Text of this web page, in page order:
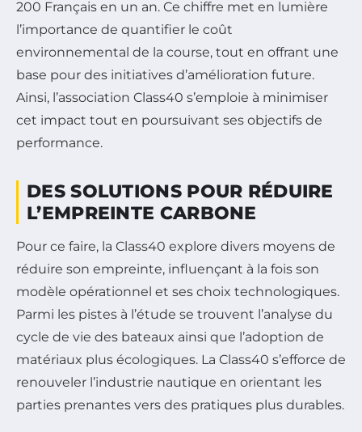
200 Français en un an. Ce chiffre met en lumière
l’importance de quantifier le coût
environnemental de la course, tout en offrant une
base pour des initiatives d’amélioration future.
Ainsi, l’association Class40 s’emploie à minimiser
cet impact tout en poursuivant ses objectifs de
performance.
DES SOLUTIONS POUR RÉDUIRE
L’EMPREINTE CARBONE
Pour ce faire, la Class40 explore divers moyens de
réduire son empreinte, influençant à la fois son
modèle opérationnel et ses choix technologiques.
Parmi les pistes à l’étude se trouvent l’analyse du
cycle de vie des bateaux ainsi que l’adoption de
matériaux plus écologiques. La Class40 s’efforce de
renouveler l’industrie nautique en orientant les
parties prenantes vers des pratiques plus durables.